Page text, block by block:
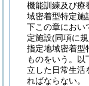
機能訓練及び療
域密着型特定施
下この章におい
定施設(同項に
指定地域密着型
ものをいう。以
立した日常生活
ればならない。